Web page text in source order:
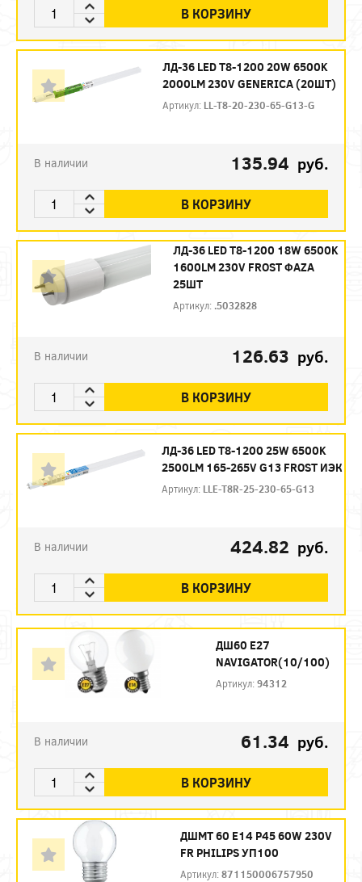
В КОРЗИНУ
ЛД-36 LED T8-1200 20W 6500K
2000LM 230V GENERICA (20ШТ)
Артикул: LL-T8-20-230-65-G13-G
В наличии 135.94 руб.
В КОРЗИНУ
ЛД-36 LED Т8-1200 18W 6500K
1600LM 230V FROST ФAZA
25ШТ
Артикул: .5032828
В наличии 126.63 руб.
В КОРЗИНУ
ЛД-36 LED Т8-1200 25W 6500K
2500LM 165-265V G13 FROST ИЭК
Артикул: LLE-T8R-25-230-65-G13
В наличии 424.82 руб.
В КОРЗИНУ
ДШ60 Е27
NAVIGATOR(10/100)
Артикул:94312
В наличии 61.34 руб.
В КОРЗИНУ
ДШМТ 60 Е14 P45 60W 230V
FR PHILIPS УП100
Артикул:871150006757950